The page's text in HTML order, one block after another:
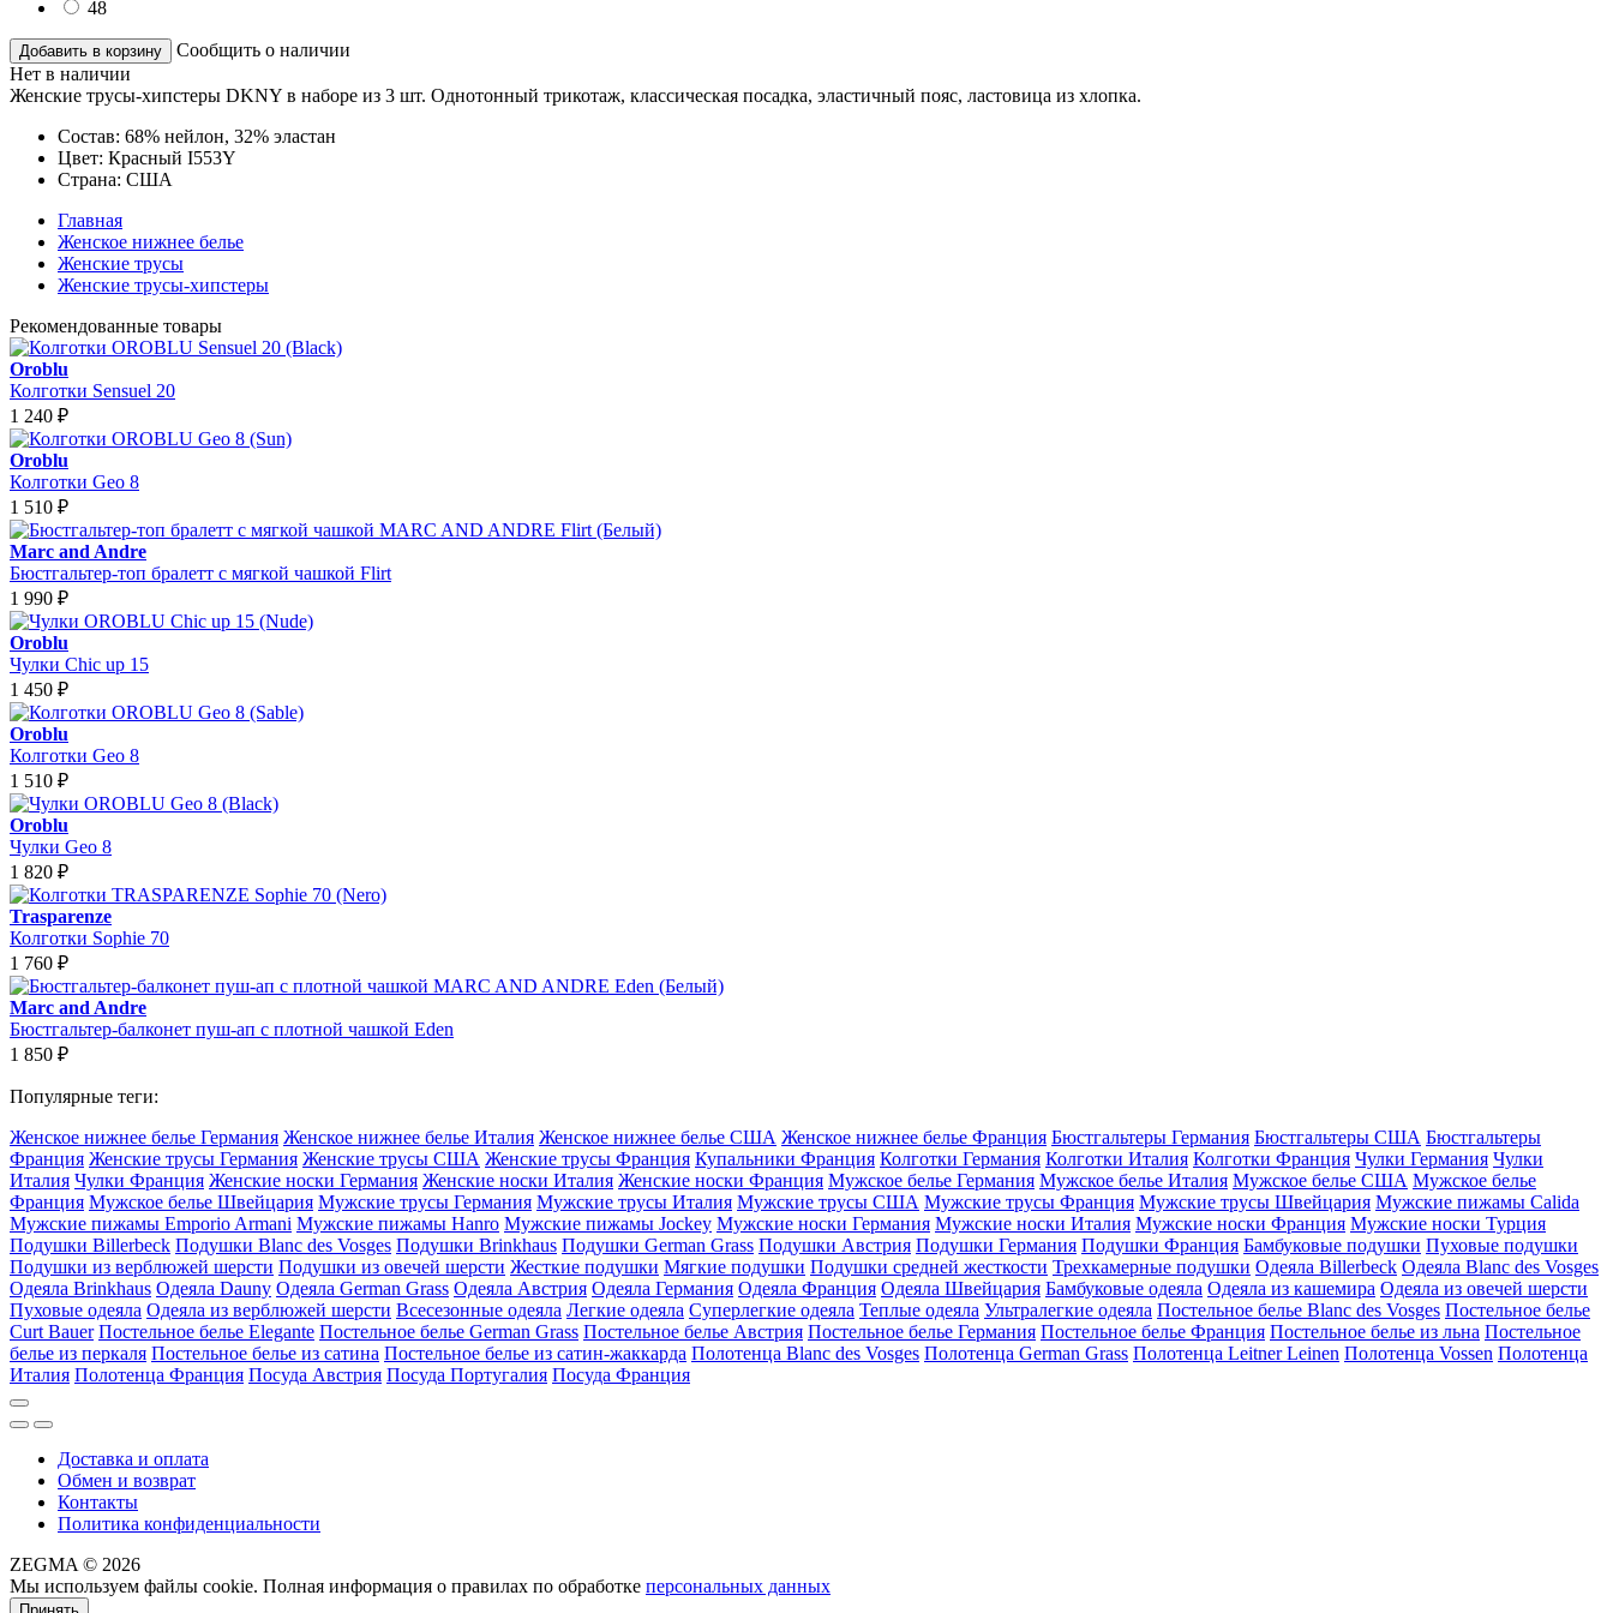
48
Добавить в корзину
Сообщить о наличии
Нет в наличии
Женские трусы-хипстеры DKNY в наборе из 3 шт. Однотонный трикотаж, классическая посадка, эластичный пояс, ластовица из хлопка.
Состав: 68% нейлон, 32% эластан
Цвет: Красный I553Y
Страна: США
Главная
Женское нижнее белье
Женские трусы
Женские трусы-хипстеры
Рекомендованные товары
Oroblu
Колготки Sensuel 20
1 240 ₽
Oroblu
Колготки Geo 8
1 510 ₽
Marc and Andre
Бюстгальтер-топ бралетт с мягкой чашкой Flirt
1 990 ₽
Oroblu
Чулки Chic up 15
1 450 ₽
Oroblu
Колготки Geo 8
1 510 ₽
Oroblu
Чулки Geo 8
1 820 ₽
Trasparenze
Колготки Sophie 70
1 760 ₽
Marc and Andre
Бюстгальтер-балконет пуш-ап с плотной чашкой Eden
1 850 ₽
Популярные теги:
Женское нижнее белье Германия Женское нижнее белье Италия Женское нижнее белье США Женское нижнее белье Франция Бюстгальтеры Германия Бюстгальтеры США Бюстгальтеры
Франция Женские трусы Германия Женские трусы США Женские трусы Франция Купальники Франция Колготки Германия Колготки Италия Колготки Франция Чулки Германия Чулки
Италия Чулки Франция Женские носки Германия Женские носки Италия Женские носки Франция Мужское белье Германия Мужское белье Италия Мужское белье США Мужское белье
Франция Мужское белье Швейцария Мужские трусы Германия Мужские трусы Италия Мужские трусы США Мужские трусы Франция Мужские трусы Швейцария Мужские пижамы Calida
Мужские пижамы Emporio Armani Мужские пижамы Hanro Мужские пижамы Jockey Мужские носки Германия Мужские носки Италия Мужские носки Франция Мужские носки Турция
Подушки Billerbeck Подушки Blanc des Vosges Подушки Brinkhaus Подушки German Grass Подушки Австрия Подушки Германия Подушки Франция Бамбуковые подушки Пуховые подушки
Подушки из верблюжей шерсти Подушки из овечей шерсти Жесткие подушки Мягкие подушки Подушки средней жесткости Трехкамерные подушки Одеяла Billerbeck Одеяла Blanc des Vosges
Одеяла Brinkhaus Одеяла Dauny Одеяла German Grass Одеяла Австрия Одеяла Германия Одеяла Франция Одеяла Швейцария Бамбуковые одеяла Одеяла из кашемира Одеяла из овечей шерсти
Пуховые одеяла Одеяла из верблюжей шерсти Всесезонные одеяла Легкие одеяла Суперлегкие одеяла Теплые одеяла Ультралегкие одеяла Постельное белье Blanc des Vosges Постельное белье
Curt Bauer Постельное белье Elegante Постельное белье German Grass Постельное белье Австрия Постельное белье Германия Постельное белье Франция Постельное белье из льна Постельное
белье из перкаля Постельное белье из сатина Постельное белье из сатин-жаккарда Полотенца Blanc des Vosges Полотенца German Grass Полотенца Leitner Leinen Полотенца Vossen Полотенца
Италия Полотенца Франция Посуда Австрия Посуда Португалия Посуда Франция
Доставка и оплата
Обмен и возврат
Контакты
Политика конфиденциальности
ZEGMA © 2026
Мы используем файлы cookie. Полная информация о правилах по обработке персональных данных